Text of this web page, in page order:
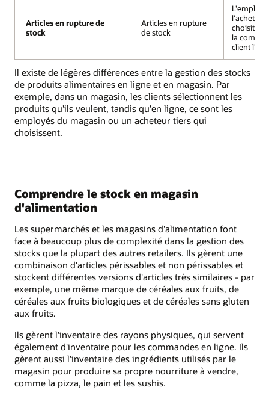
Articles en rupture de
stock
Articles en rupture
de stock
l'acheteur
choisit un
la
client
Il existe de légères différences entre la gestion des stocks
de produits alimentaires en ligne et en magasin. Par
exemple, dans un magasin, les clients sélectionnent les
produits qu'ils veulent, tandis qu'en ligne, ce sont les
employés du magasin ou un acheteur tiers qui
choisissent.
Articles en rupture de
stock
Comprendre le stock en magasin
d'alimentation
Les supermarchés et les magasins d'alimentation font
face à beaucoup plus de complexité dans la gestion des
stocks que la plupart des autres retailers. Ils gèrent une
combinaison d'articles périssables et non périssables et
stockent différentes versions d'articles très similaires - par
exemple, une même marque de céréales aux fruits, de
céréales aux fruits biologiques et de céréales sans gluten
aux fruits.
Ils gèrent l'inventaire des rayons physiques, qui servent
également d'inventaire pour les commandes en ligne. Ils
gèrent aussi l'inventaire des ingrédients utilisés par le
magasin pour produire sa propre nourriture à vendre,
comme la pizza, le pain et les sushis.